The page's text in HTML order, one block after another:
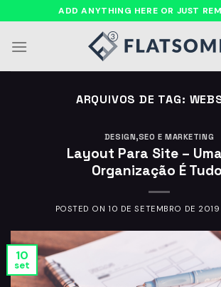
para
ADD ANYTHING HERE OR JUST
ARQUIVOS DE TAG:
DESIGN,SEO E MARKETING
Layout Para Site –
Organização É
POSTED ON10 DE SETEMBRO DE 2019
10
set